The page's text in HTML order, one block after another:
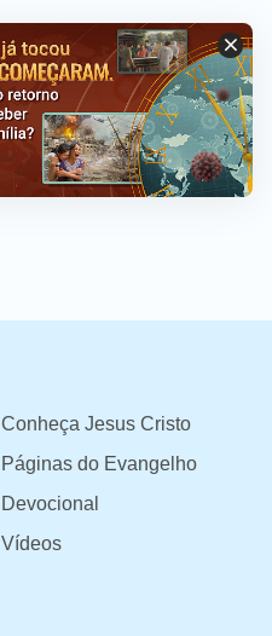
Conheça Jesus Cristo
Páginas do Evangelho
Devocional
Vídeos